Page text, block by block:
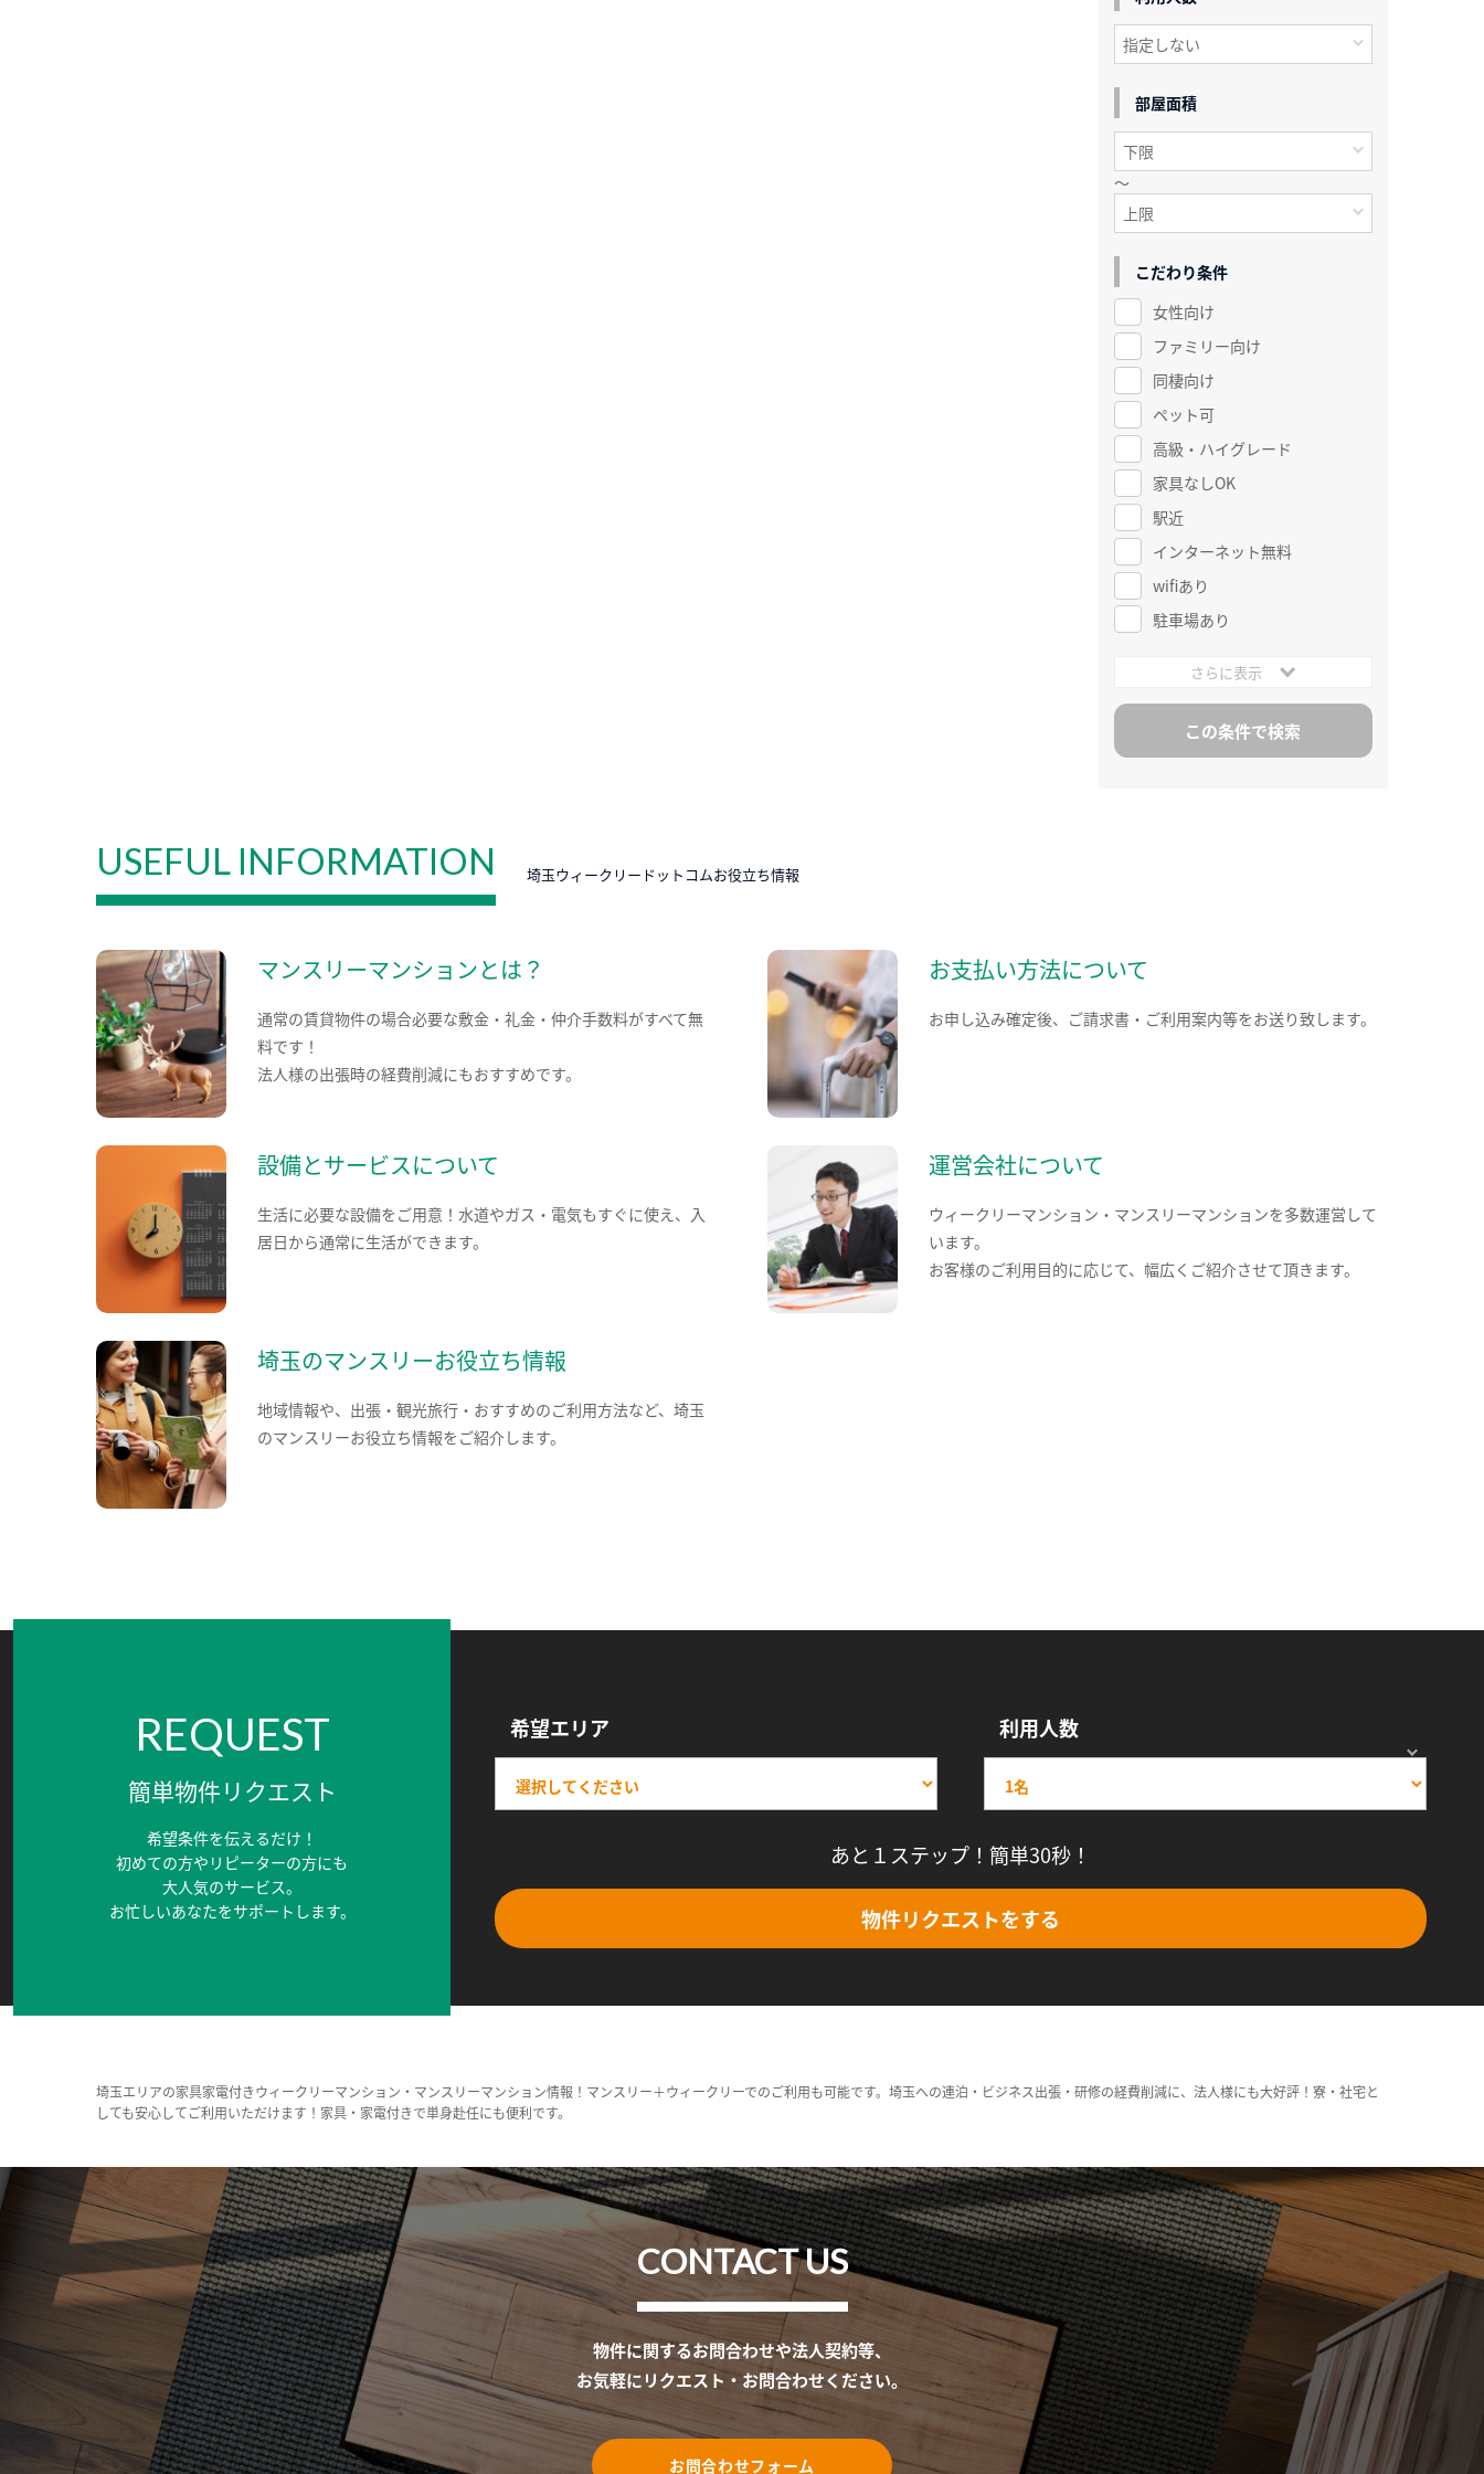
部屋面積
～
こだわり条件
女性向け
ファミリー向け
同棲向け
ペット可
高級・ハイグレード
家具なしOK
駅近
インターネット無料
wifiあり
駐車場あり
さらに表示
USEFUL INFORMATION 埼玉ウィークリードットコムお役立ち情報
マンスリーマンションとは？
通常の賃貸物件の場合必要な敷金・礼金・仲介手数料がすべて無
料です！
法人様の出張時の経費削減にもおすすめです。
お支払い方法について
お申し込み確定後、ご請求書・ご利用案内等をお送り致します。
設備とサービスについて
生活に必要な設備をご用意！水道やガス・電気もすぐに使え、入
居日から通常に生活ができます。
運営会社について
ウィークリーマンション・マンスリーマンションを多数運営して
います。
お客様のご利用目的に応じて、幅広くご紹介させて頂きます。
埼玉のマンスリーお役立ち情報
地域情報や、出張・観光旅行・おすすめのご利用方法など、埼玉
のマンスリーお役立ち情報をご紹介します。
REQUEST
簡単物件リクエスト
希望条件を伝えるだけ！
初めての方やリピーターの方にも
大人気のサービス。
お忙しいあなたをサポートします。
希望エリア 利用人数
あと１ステップ！簡単30秒！
物件リクエストをする
埼玉エリアの家具家電付きウィークリーマンション・マンスリーマンション情報！マンスリー＋ウィークリーでのご利用も可能です。埼玉への連泊・ビジネス出張・研修の経費削減に、法人様にも大好評！寮・社宅と
しても安心してご利用いただけます！家具・家電付きで単身赴任にも便利です。
CONTACT US
物件に関するお問合わせや法人契約等、
お気軽にリクエスト・お問合わせください。
お問合わせフォーム